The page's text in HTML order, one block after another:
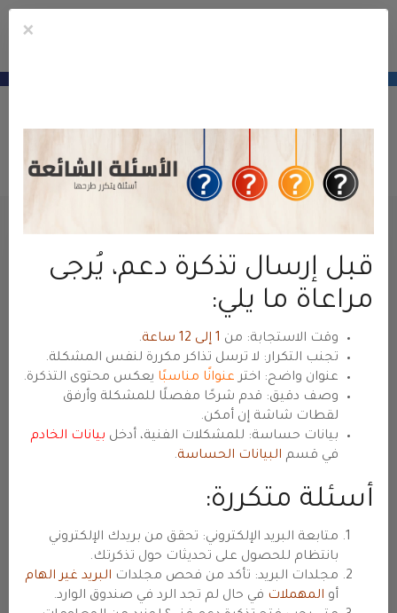
פתיחת פנייה
כל הפניות פתיחת פנייה
שם
כתובת דואר אלקטרוני
נושא
מחלקה
עדיפות
הודעה
×
قبل إرسال تذكرة دعم، يُرجى
مراعاة ما يلي:
وقت الاستجابة: من 1 إلى 12 ساعة
.
تجنب التكرار: لا ترسل تذاكر مكررة لنفس المشكلة.
عنوان واضح: اختر عنوانًا مناسبًا يعكس محتوى التذكرة.
وصف دقيق: قدم شرحًا مفصلًا للمشكلة وأرفق
لقطات شاشة إن أمكن.
بيانات حساسة: للمشكلات الفنية، أدخل بيانات الخادم
في قسم البيانات الحساسة.
أسئلة متكررة:
متابعة البريد الإلكتروني: تحقق من بريدك الإلكتروني
بانتظام للحصول على تحديثات حول تذكرتك.
مجلدات البريد: تأكد من فحص مجلدات البريد غير الهام
أو المهملات في حال لم تجد الرد في صندوق الوارد.